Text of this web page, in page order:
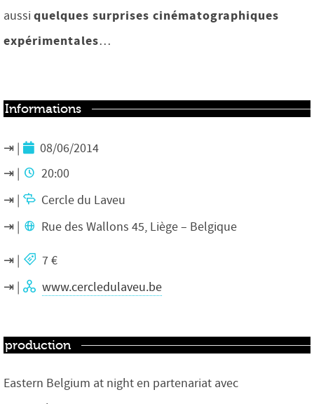
aussi quelques surprises cinématographiques
expérimentales…
Informations
08/06/2014
20:00
Cercle du Laveu
Rue des Wallons 45, Liège – Belgique
7 €
www.cercledulaveu.be
production
Eastern Belgium at night en partenariat avec